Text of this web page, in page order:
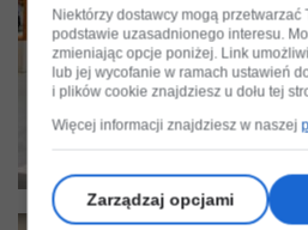
Niektórzy dostawcy mogą przetwarzać
podstawie uzasadnionego interesu.
zmieniając opcje poniżej. Link
lub jej wycofanie w ramach ustawień
i plików cookie znajdziesz u dołu tej
Więcej informacji znajdziesz w naszej
Zarządzaj opcjami